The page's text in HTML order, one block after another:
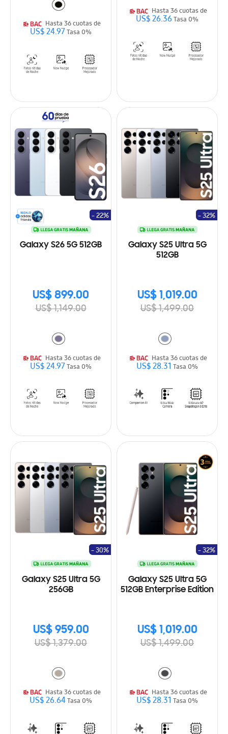
Hasta 36 cuotas de
US$ 24.97Tasa 0%
Hasta 36 cuotas de
US$ 26.36Tasa 0%
Galaxy S26 5G 512GB
US$ 899.00
US$ 1,149.00
- 22%
Hasta 36 cuotas de
US$ 24.97Tasa 0%
Galaxy S25 Ultra 5G
512GB
US$ 1,019.00
US$ 1,499.00
- 32%
Hasta 36 cuotas de
US$ 28.31 Tasa 0%
Galaxy S25 Ultra 5G
256GB
US$ 959.00
US$ 1,379.00
- 30%
Hasta 36 cuotas de
US$ 26.64Tasa 0%
Galaxy S25 Ultra 5G
512GB Enterprise Edition
US$ 1,019.00
US$ 1,499.00
- 32%
Hasta 36 cuotas de
US$ 28.31 Tasa 0%